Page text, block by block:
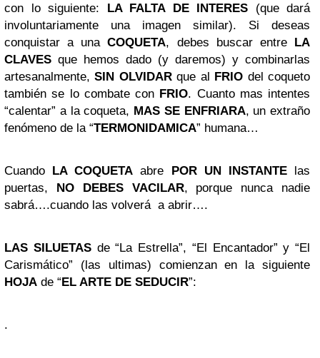
con lo siguiente: LA FALTA DE INTERES (que dará
involuntariamente una imagen similar). Si deseas
conquistar a unaCOQUETA, debes buscar entre LA
CLAVES que hemos dado (y daremos) y combinarlas
artesanalmente,SIN OLVIDARque al FRIO del coqueto
también se lo combate con FRIO. Cuanto mas intentes
“calentar” a la coqueta, MAS SE ENFRIARA, un extraño
fenómeno de la “TERMONIDAMICA” humana…
Cuando LA COQUETA abre POR UN INSTANTElas
puertas, NO DEBES VACILAR, porque nunca nadie
sabrá….cuando las volverá a abrir….
LAS SILUETASde “La Estrella”, “El Encantador” y “El
Carismático” (las ultimas) comienzan en la siguiente
HOJA de “EL ARTE DE SEDUCIR”:
.